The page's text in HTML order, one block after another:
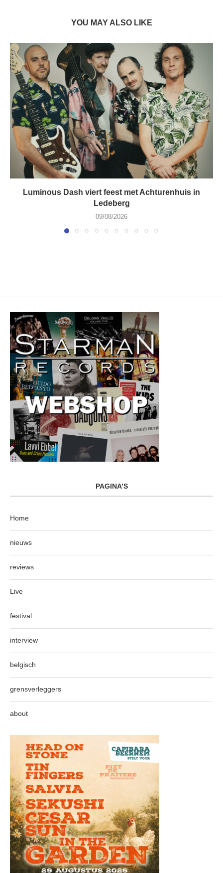
YOU MAY ALSO LIKE
Luminous Dash viert feest met Achturenhuis in
Ledeberg
09/08/2026
PAGINA’S
Home
nieuws
reviews
Live
festival
interview
belgisch
grensverleggers
about